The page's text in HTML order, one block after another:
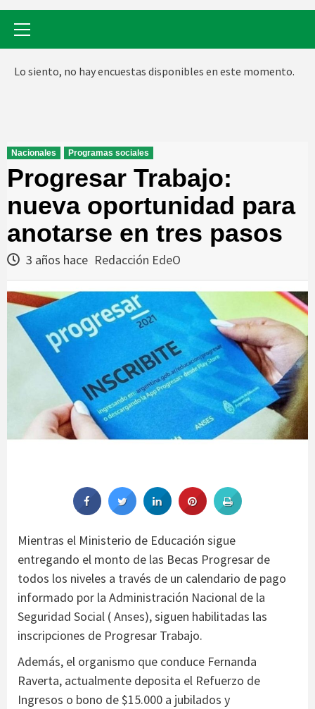
Lo siento, no hay encuestas disponibles en este momento.
Nacionales Programas sociales
Progresar Trabajo:
nueva oportunidad para
anotarse en tres pasos
3 años hace Redacción EdeO
Mientras el Ministerio de Educación sigue
entregando el monto de las Becas Progresar de
todos los niveles a través de un calendario de pago
informado por la Administración Nacional de la
Seguridad Social (Anses), siguen habilitadas las
inscripciones de Progresar Trabajo.
Además, el organismo que conduce Fernanda
Raverta, actualmente deposita el Refuerzo de
Ingresos o bono de $15.000 a jubilados y